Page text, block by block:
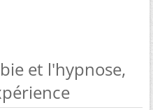
et l'hypnose,